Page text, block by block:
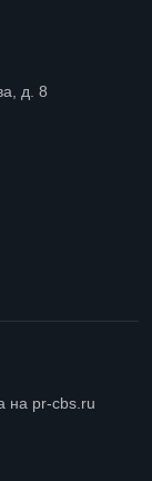
д. 8
на pr-cbs.ru